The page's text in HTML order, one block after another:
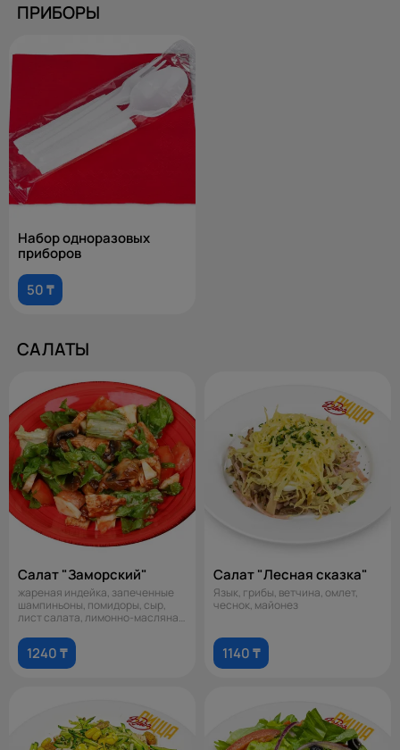
ПРИБОРЫ
Набор одноразовых
приборов
50 ₸
САЛАТЫ
Салат "Заморский"
жареная индейка, запеченные
шампиньоны, помидоры, сыр,
лист салата, лимонно-масляная
1240 ₸
Салат "Лесная сказка"
Язык, грибы, ветчина, омлет,
чеснок, майонез
1140 ₸